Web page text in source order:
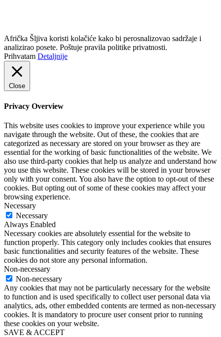
Afrička Šljiva koristi kolačiće kako bi perosnalizovao sadržaje i
analizirao posete. Poštuje pravila politike privatnosti.
Prihvatam Detaljnije
Close
Privacy Overview
This website uses cookies to improve your experience while you
navigate through the website. Out of these, the cookies that are
categorized as necessary are stored on your browser as they are
essential for the working of basic functionalities of the website. We
also use third-party cookies that help us analyze and understand how
you use this website. These cookies will be stored in your browser
only with your consent. You also have the option to opt-out of these
cookies. But opting out of some of these cookies may affect your
browsing experience.
Necessary
Necessary
Always Enabled
Necessary cookies are absolutely essential for the website to
function properly. This category only includes cookies that ensures
basic functionalities and security features of the website. These
cookies do not store any personal information.
Non-necessary
Non-necessary
Any cookies that may not be particularly necessary for the website
to function and is used specifically to collect user personal data via
analytics, ads, other embedded contents are termed as non-necessary
cookies. It is mandatory to procure user consent prior to running
these cookies on your website.
SAVE & ACCEPT